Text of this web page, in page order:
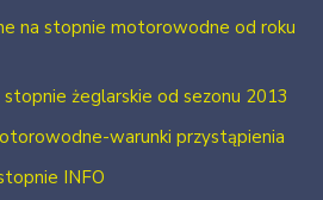
na stopnie motorowodne od roku
żeglarskie od sezonu 2013
warunki przystąpienia
INFO